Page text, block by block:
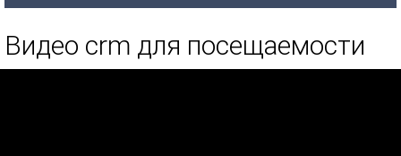
Видео crm для посещаемости